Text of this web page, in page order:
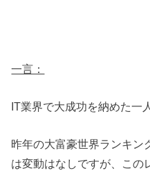
一言：
IT業界で大成功を納めた一
昨年の大富豪世界ランキン
は変動はなしですが、この